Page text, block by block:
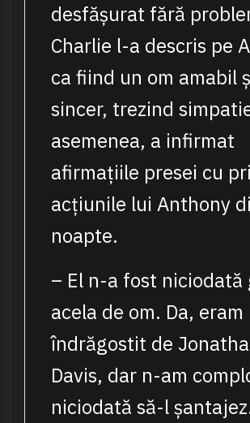
desfășurat fără
Charlie l-a descris pe
ca fiind un om amabil
sincer, trezind
asemenea, a infirmat
afirmațiile presei cu
acțiunile lui Anthony
noapte.
– El n-a fost niciodată
acela de om. Da, eram
îndrăgostit de
Davis, dar n-am
niciodată să-l